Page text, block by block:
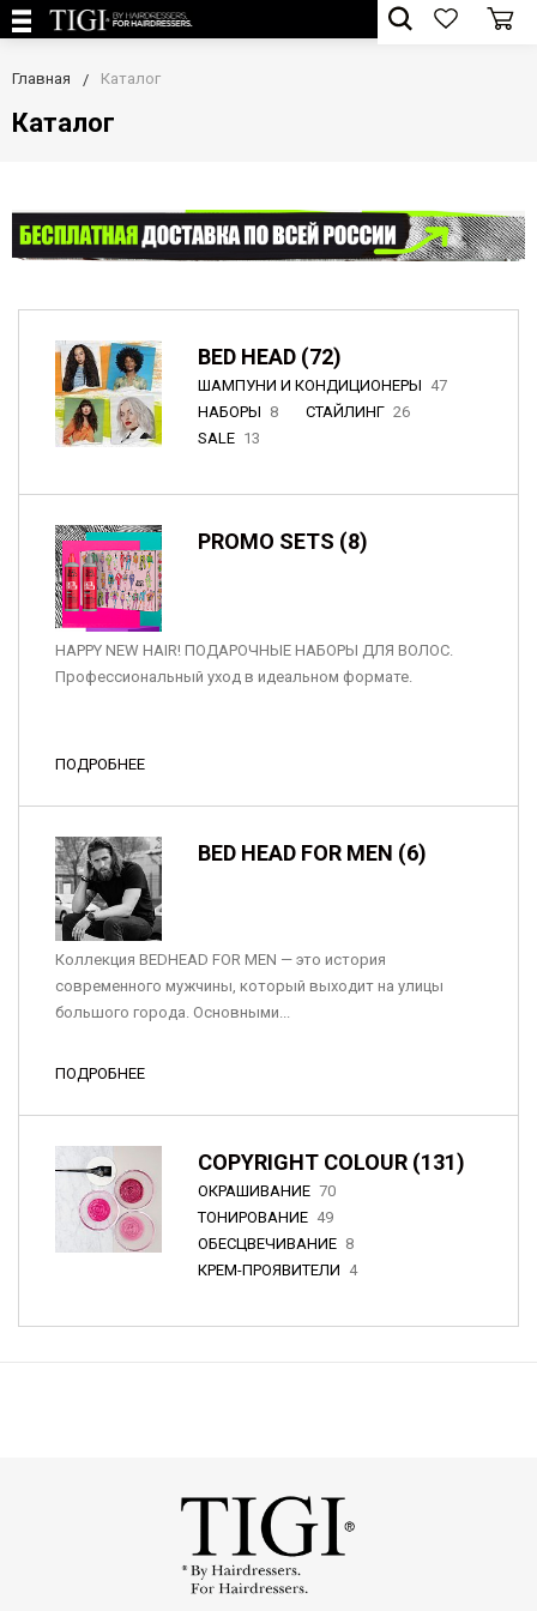
Главная Каталог
Каталог
BED HEAD (72)
ШАМПУНИ И КОНДИЦИОНЕРЫ 47
НАБОРЫ 8 СТАЙЛИНГ 26
SALE 13
PROMO SETS (8)
HAPPY NEW HAIR! ПОДАРОЧНЫЕ НАБОРЫ ДЛЯ ВОЛОС.
Профессиональный уход в идеальном формате.
ПОДРОБНЕЕ
BED HEAD FOR MEN (6)
Коллекция BEDHEAD FOR MEN — это история
современного мужчины, который выходит на улицы
большого города. Основными...
ПОДРОБНЕЕ
COPYRIGHT COLOUR (131)
ОКРАШИВАНИЕ 70
ТОНИРОВАНИЕ 49
ОБЕСЦВЕЧИВАНИЕ 8
КРЕМ-ПРОЯВИТЕЛИ 4